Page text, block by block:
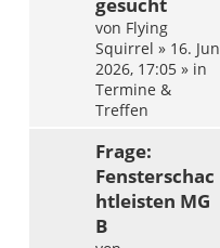
von Flying
Squirrel » 16. Jun
2026, 17:05 » in
Termine &
Treffen
Frage:
Fensterschac
htleisten MG
B